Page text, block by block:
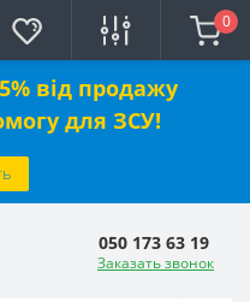
від продажу
для ЗСУ!
0
050 173 63 19
Заказать звонок